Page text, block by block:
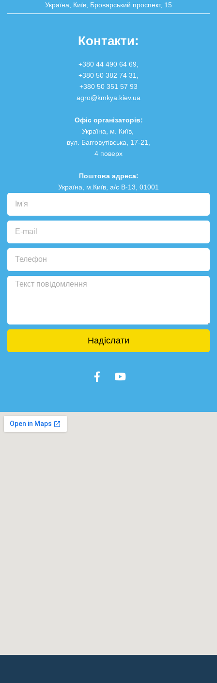
Україна, Київ, Броварський проспект, 15
Контакти:
+380 44 490 64 69,
+380 50 382 74 31
+380 50 351 57 93
agro@kmkya.kiev.ua
Офіс організаторів:
Україна, м. Київ,
вул. Багговутівська, 17-21,
4 поверх
Поштова адреса:
Україна, м.Київ, а/с В-13, 01001
Надіслати